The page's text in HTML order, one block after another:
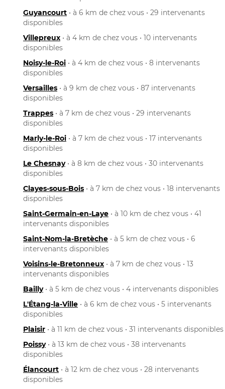
Guyancourt • à 6 km de chez vous • 29 intervenants
disponibles
Villepreux • à 4 km de chez vous • 10 intervenants
disponibles
Noisy-le-Roi • à 4 km de chez vous • 8 intervenants
disponibles
Versailles • à 9 km de chez vous • 87 intervenants
disponibles
Trappes • à 7 km de chez vous • 29 intervenants
disponibles
Marly-le-Roi • à 7 km de chez vous • 17 intervenants
disponibles
Le Chesnay• à 8 km de chez vous • 30 intervenants
disponibles
Clayes-sous-Bois • à 7 km de chez vous • 18 intervenants
disponibles
Saint-Germain-en-Laye • à 10 km de chez vous • 41
intervenants disponibles
Saint-Nom-la-Bretèche • à 5 km de chez vous • 6
intervenants disponibles
Voisins-le-Bretonneux • à 7 km de chez vous • 13
intervenants disponibles
Bailly• à 5 km de chez vous • 4 intervenants disponibles
L'Étang-la-Ville • à 6 km de chez vous • 5 intervenants
disponibles
Plaisir • à 11 km de chez vous • 31 intervenants disponibles
Poissy• à 13 km de chez vous • 38 intervenants
disponibles
Élancourt • à 12 km de chez vous • 28 intervenants
disponibles